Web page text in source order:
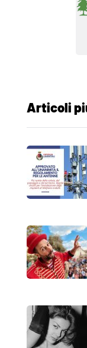
Articoli